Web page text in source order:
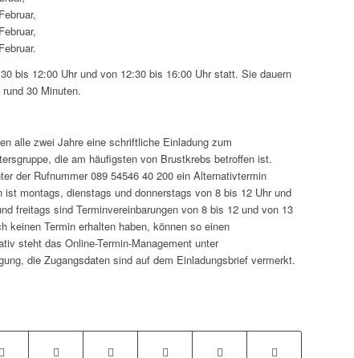
bis 12:00 Uhr und von 12:30 bis 16:00 Uhr statt. Sie dauern
30 Minuten.
alle zwei Jahre eine schriftliche Einladung zum
die am häufigsten von Brustkrebs betroffen ist.
der Rufnummer 089 54546 40 200 ein Alternativtermin
montags, dienstags und donnerstags von 8 bis 12 Uhr und
freitags sind Terminvereinbarungen von 8 bis 12 und von 13
keinen Termin erhalten haben, können so einen
steht das Online-Termin-Management unter
die Zugangsdaten sind auf dem Einladungsbrief vermerkt.